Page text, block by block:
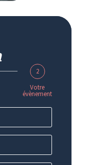
2
Votre
évènement